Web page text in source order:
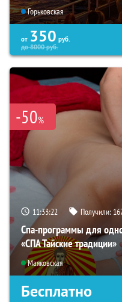
Горьковская
от 350 руб.
до8000руб.
-50%
11:33:21 Получили:
Спа-программы для
«СПА Тайские традиции»
Маяковская
Бесплатно